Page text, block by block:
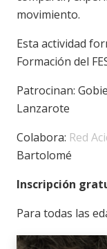
movimiento.
Esta actividad
Formación del
Patrocinan:
Lanzarote
Colabora: Red
Bartolomé
Inscripción
Para todas las